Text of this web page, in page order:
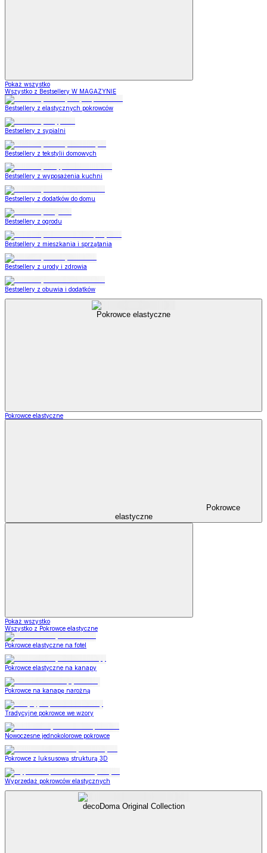
Pokaż wszystko
Wszystko z Bestsellery W MAGAZYNIE
Bestsellery z elastycznych pokrowców
Bestsellery z sypialni
Bestsellery z tekstylii domowych
Bestsellery z wyposażenia kuchni
Bestsellery z dodatków do domu
Bestsellery z ogrodu
Bestsellery z mieszkania i sprzątania
Bestsellery z urody i zdrowia
Bestsellery z obuwia i dodatków
Pokrowce elastyczne
Pokrowce elastyczne
Pokrowce
elastyczne
Pokaż wszystko
Wszystko z Pokrowce elastyczne
Pokrowce elastyczne na fotel
Pokrowce elastyczne na kanapy
Pokrowce na kanapę narożną
Tradycyjne pokrowce we wzory
Nowoczesne jednokolorowe pokrowce
Pokrowce z luksusową strukturą 3D
Wyprzedaż pokrowców elastycznych
decoDoma Original Collection